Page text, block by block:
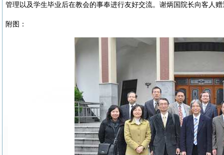
管理以及学生毕业后在教会的事奉进行友好交流。谢炳国院长向客人
附图：